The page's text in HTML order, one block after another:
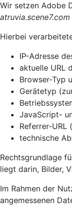
Wir setzen Adobe
atruvia.scene7.com
Hierbei
IP-Adresse
aktuelle URL
Browser-Typ
Gerätetyp
JavaScript-
Referrer-URL
technische
Rechtsgrundlage
liegt darin, Bilder,
Im Rahmen der
angemessenen